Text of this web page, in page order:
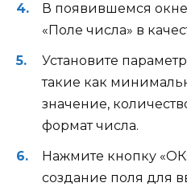
В появившемся
«Поле числа» в
Установите
такие как
значение,
формат числа.
Нажмите кнопку
создание поля для